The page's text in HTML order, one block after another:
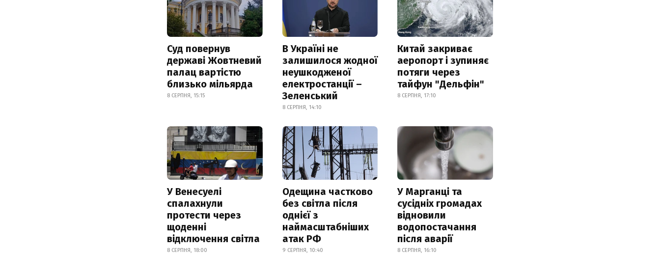
Суд повернув
державі Жовтневий
палац вартістю
близько мільярда
8 СЕРПНЯ, 15:15
В Україні не
залишилося жодної
неушкодженої
електростанції –
Зеленський
8 СЕРПНЯ, 14:10
Китай закриває
аеропорт і зупиняє
потяги через
тайфун "Дельфін"
8 СЕРПНЯ, 17:10
У Венесуелі
спалахнули
протести через
щоденні
відключення світла
8 СЕРПНЯ, 18:00
Одещина частково
без світла після
однієї з
наймасштабніших
атак РФ
9 СЕРПНЯ, 10:40
У Марганці та
сусідніх громадах
відновили
водопостачання
після аварії
8 СЕРПНЯ, 16:10